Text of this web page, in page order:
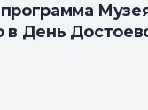
в День